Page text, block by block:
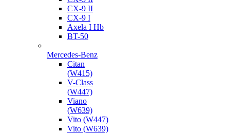
CX-9 II
CX-9 I
Axela I Hb
BT-50
Mercedes-Benz
Citan
(W415)
V-Class
(W447)
Viano
(W639)
Vito (W447)
Vito (W639)